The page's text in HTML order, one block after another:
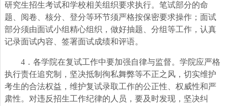
研究生招生考试和学校相关组织要求执行。笔试部分的命
题、阅卷、核分、登分等环节须严格按保密要求操作；面试
部分须由面试小组精心组织，做好抽题、分组等工作，认真
记录面试内容、签署面试成绩和评语。
4 ．各学院在复试工作中要加强自律与监督。学院应严格
执行责任追究制，坚决抵制徇私舞弊等不正之风，切实维护
考生的合法权益，维护复试录取工作的公正性、权威性和严
肃性。对违反招生工作纪律的人员，要及时发现，坚决纠